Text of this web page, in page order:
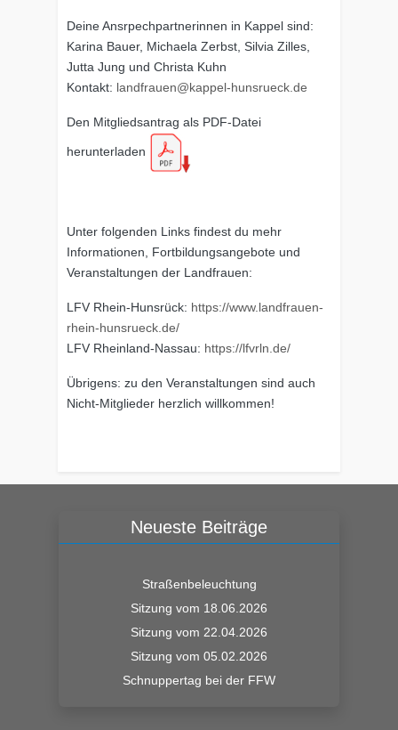
Deine Ansrpechpartnerinnen in Kappel sind:
Karina Bauer, Michaela Zerbst, Silvia Zilles,
Jutta Jung und Christa Kuhn
Kontakt: landfrauen@kappel-hunsrueck.de
Den Mitgliedsantrag als PDF-Datei
herunterladen
Unter folgenden Links findest du mehr
Informationen, Fortbildungsangebote und
Veranstaltungen der Landfrauen:
LFV Rhein-Hunsrück: https://www.landfrauen-
rhein-hunsrueck.de/
LFV Rheinland-Nassau: https://lfvrln.de/
Übrigens: zu den Veranstaltungen sind auch
Nicht-Mitglieder herzlich willkommen!
Neueste Beiträge
Straßenbeleuchtung
Sitzung vom 18.06.2026
Sitzung vom 22.04.2026
Sitzung vom 05.02.2026
Schnuppertag bei der FFW